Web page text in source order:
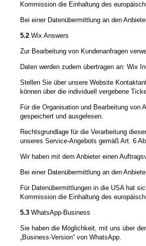
Kommission die Einhaltung des
Bei einer Datenübermittlung an den
5.2 Wix Answers
Zur Bearbeitung von Kundenanfragen
Daten werden zudem übertragen an: Wix
Stellen Sie über unsere Website
können über die individuell vergebene
Für die Organisation und Bearbeitung von
gespeichert und ausgelesen.
Rechtsgrundlage für die Verarbeitung
unseres Service-Angebots gemäß Art. 6
Wir haben mit dem Anbieter einen
Bei einer Datenübermittlung an den
Für Datenübermittlungen in die USA hat
Kommission die Einhaltung des
5.3 WhatsApp-Business
Sie haben die Möglichkeit, mit uns über
„Business-Version“ von WhatsApp.